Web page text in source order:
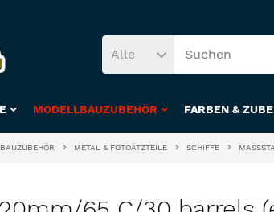
Alle
MODELLBAUZUBEHÖR FARBEN &
METAL & FOTOÄTZTEILE SCHIFFE